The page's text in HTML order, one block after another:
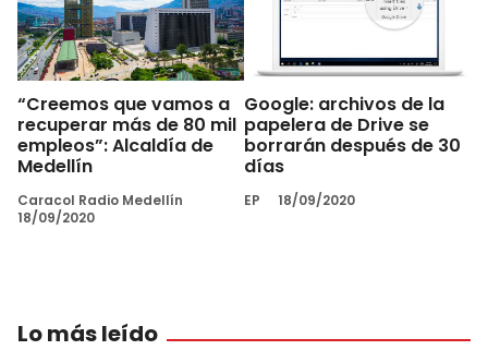
“Creemos que vamos a
recuperar más de 80 mil
empleos”: Alcaldía de
Medellín
Caracol Radio Medellín
18/09/2020
Google: archivos de la
papelera de Drive se
borrarán después de 30
días
EP 18/09/2020
Lo más leído